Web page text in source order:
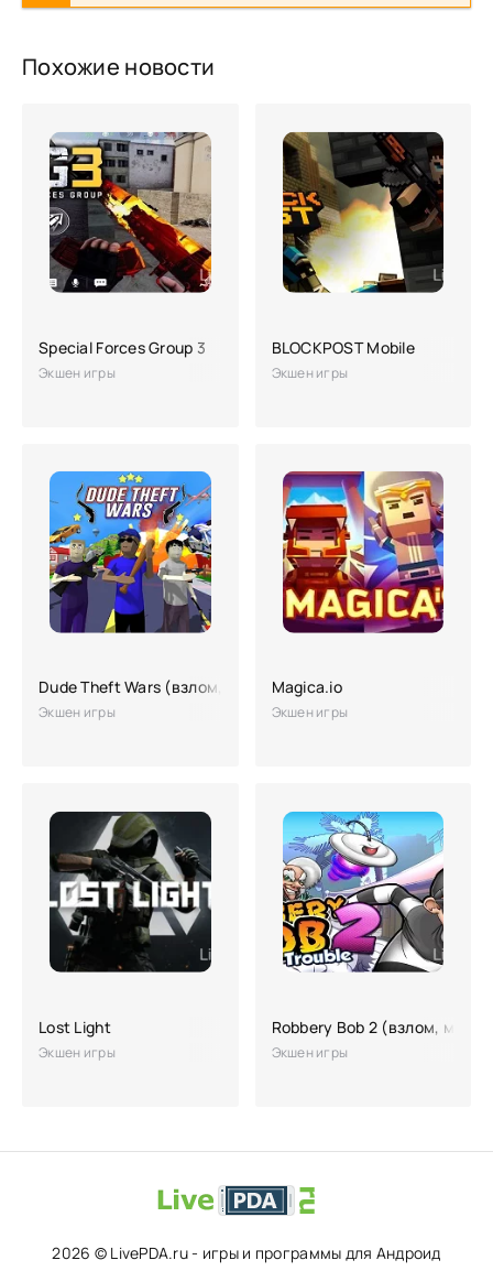
Похожие новости
Special Forces Group 3
Экшен игры
BLOCKPOST Mobile
Экшен игры
Dude Theft Wars (взлом, деньги, читы)
Экшен игры
Magica.io
Экшен игры
Lost Light
Экшен игры
Robbery Bob 2 (взлом,
Экшен игры
2026 © LivePDA.ru - игры и программы для Андроид